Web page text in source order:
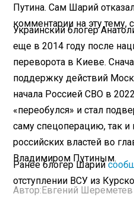
Путина. Сам Шарий
комментарии на эту тему,
Украинский блогер
еще в 2014 году после
переворота в Киеве.
поддержку действий
начала Россией СВО в
«переобулся» и стал
саму спецоперацию, так
российских властей во
Владимиром Путиным.
Ранее блогер Шарий
отступлении ВСУ из
Автор: Евгений Шереметев